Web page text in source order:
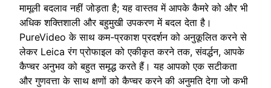
मामूली बदलाव नहीं जोड़ता है; यह वास्तव में आपके कैमरे को और भी
अधिक शक्तिशाली और बहुमुखी उपकरण में बदल देता है।
PureVideo के साथ कम-प्रकाश प्रदर्शन को अनुकूलित करने से
लेकर Leica रंग प्रोफाइल को एकीकृत करने तक, संवर्द्धन, आपके
कैप्चर अनुभव को बहुत समृद्ध करते हैं। यह आपको एक सटीकता
और गुणवत्ता के साथ क्षणों को कैप्चर करने की अनुमति देगा जो कभी